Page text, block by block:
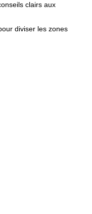
clairs aux
diviser les zones